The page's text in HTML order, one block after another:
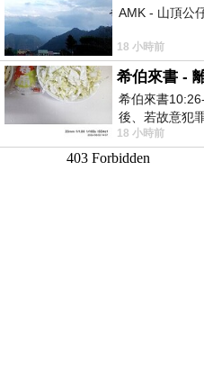
AMK - 山頂公
18 小時前
希伯來書 -
希伯來書
後、若故意犯
有戰懼等候審
18 小時前